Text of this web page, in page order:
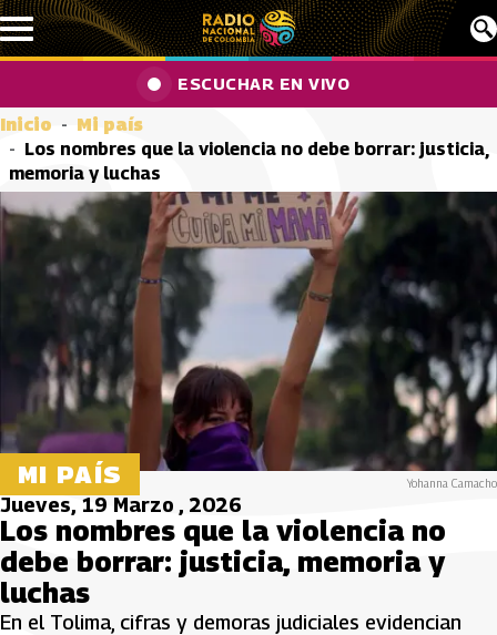
Pasar al contenido principal
ESCUCHAR EN VIVO
Inicio
Mi país
Los nombres que la violencia no debe borrar: justicia,
memoria y luchas
MI PAÍS Yohanna Camacho
Jueves, 19 Marzo , 2026
Los nombres que la violencia no
debe borrar: justicia, memoria y
luchas
En el Tolima, cifras y demoras judiciales evidencian